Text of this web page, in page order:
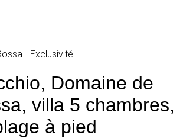
- Exclusivité
Domaine de
villa 5 chambres,
à pied